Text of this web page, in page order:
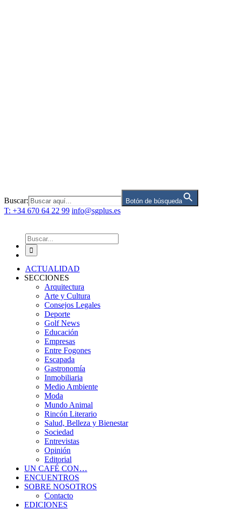
Buscar: Botón de búsqueda
T: +34 670 64 22 99 info@sgplus.es
Buscar:
ACTUALIDAD
SECCIONES
Arquitectura
Arte y Cultura
Consejos Legales
Deporte
Golf News
Educación
Empresas
Entre Fogones
Escapada
Gastronomía
Inmobiliaria
Medio Ambiente
Moda
Mundo Animal
Rincón Literario
Salud, Belleza y Bienestar
Sociedad
Entrevistas
Opinión
Editorial
UN CAFÉ CON…
ENCUENTROS
SOBRE NOSOTROS
Contacto
EDICIONES